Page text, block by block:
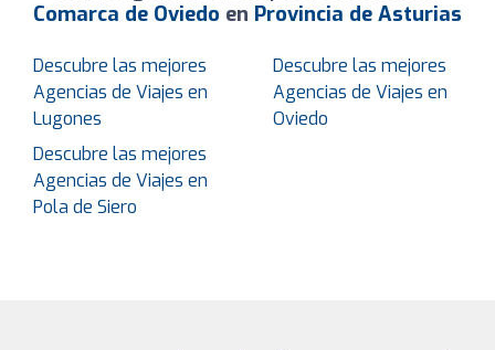
Comarca de Oviedo en Provincia de Asturias
Descubre las mejores
Agencias de Viajes en
Lugones
Descubre las mejores
Agencias de Viajes en
Oviedo
Descubre las mejores
Agencias de Viajes en
Pola de Siero